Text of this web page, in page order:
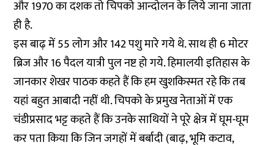
और 1970 का दशक तो चिपको आन्दोलन के लिये जाना जाता
ही है.
इस बाढ़ में 55 लोग और 142 पशु मारे गये थे. साथ ही 6 मोटर
ब्रिज और 16 पैदल यात्री पुल नष्ट हो गये. हिमालयी इतिहास के
जानकार शेखर पाठक कहते हैं कि हम खुशकिस्मत रहे कि तब
यहां बहुत आबादी नहीं थी. चिपको के प्रमुख नेताओं में एक
चंडीप्रसाद भट्ट कहते हैं कि उनके साथियों ने पूरे क्षेत्र में घूम-घूम
कर पता किया कि जिन जगहों में बर्बादी (बाढ़, भूमि कटाव,